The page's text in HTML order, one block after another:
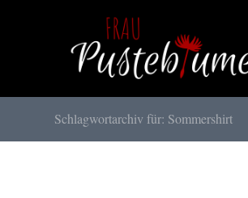
Schlagwortarchiv für: Sommershirt